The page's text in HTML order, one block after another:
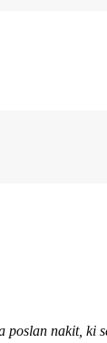
poslan nakit, ki